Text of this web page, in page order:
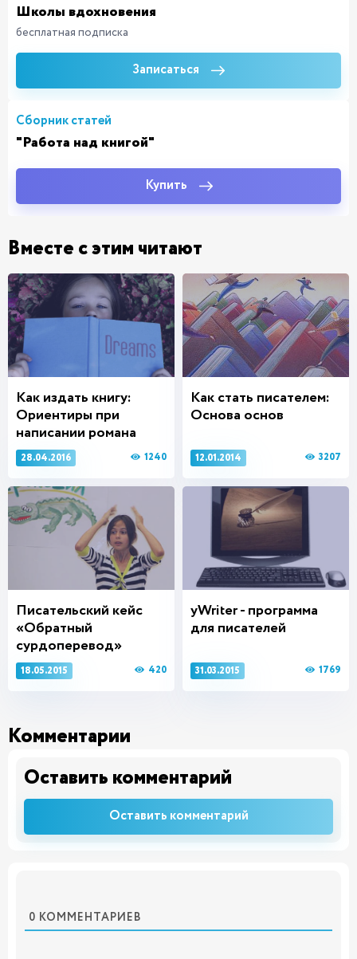
Школы вдохновения
бесплатная подписка
Записаться
Сборник статей
"Работа над книгой"
Купить
Вместе с этим читают
Как издать книгу:
Ориентиры при
написании романа
28.04.2016 1240
Писательский кейс
«Обратный
сурдоперевод»
18.05.2015 420
yWriter - программа
для писателей
31.03.2015 1769
Как стать писателем:
Основа основ
12.01.2014 3207
Комментарии
Оставить комментарий
Оставить комментарий
0 КОММЕНТАРИЕВ